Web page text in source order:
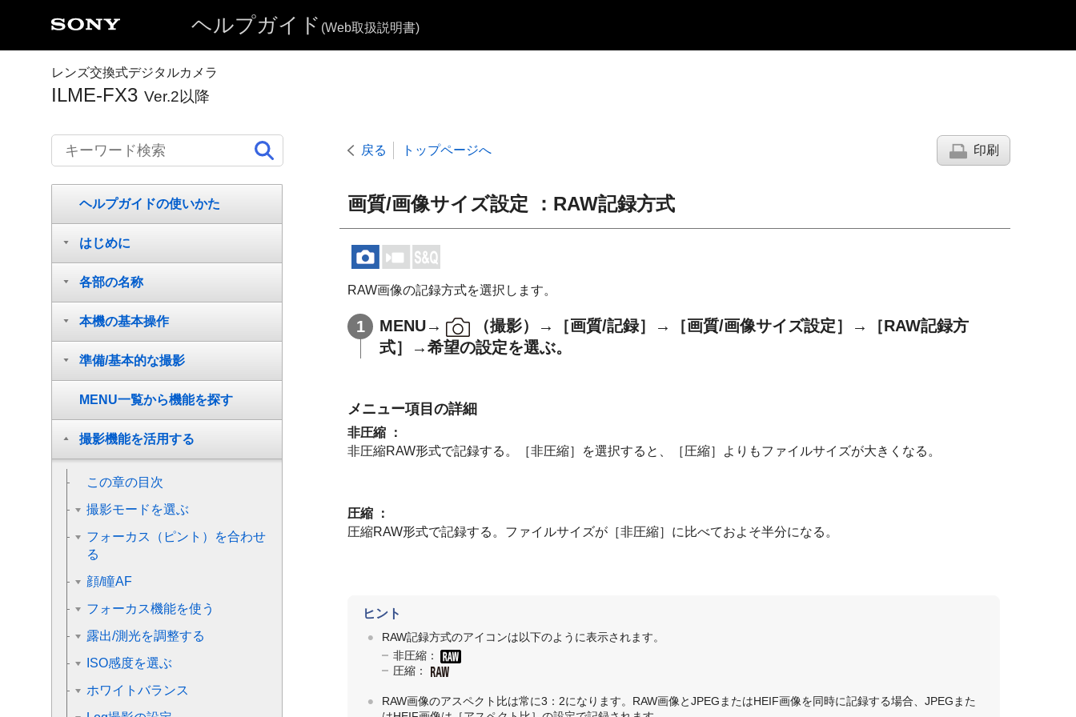
ヘルプガイド (Web取扱説明書)
レンズ交換式デジタルカメラ
ILME-FX3 Ver.2以降
戻る トップページへ 印刷
画質/画像サイズ設定 ： RAW記録方式
RAW画像の記録方式を選択します。
MENU→ （撮影）→ ［画質/記録］ → ［画質/画像サイズ設定］ →
［RAW記録方
式］
→希望の設定を選ぶ。
メニュー項目の詳細
非圧縮
：
非圧縮RAW形式で記録する。
［非圧縮］ を選択すると、 ［圧縮］ よりもファイルサイズが大きくなる。
圧縮
：
圧縮RAW形式で記録する。ファイルサイズが ［非圧縮］ に比べておよそ半分になる。
ヒント
RAW記録方式のアイコンは以下のように表示されます。
非圧縮：
圧縮：
RAW画像のアスペクト比は常に3：2になります。RAW画像とJPEGまたはHEIF画像を同時に記録する場合、JPEGまた
ヘルプガイドの使いかた
はじめに
各部の名称
本機の基本操作
準備/基本的な撮影
MENU一覧から機能を探す
撮影機能を活用する
この章の目次
撮影モードを選ぶ
フォーカス（ピント）を合わせ
る
顔/瞳AF
フォーカス機能を使う
露出/測光を調整する
ISO感度を選ぶ
ホワイトバランス